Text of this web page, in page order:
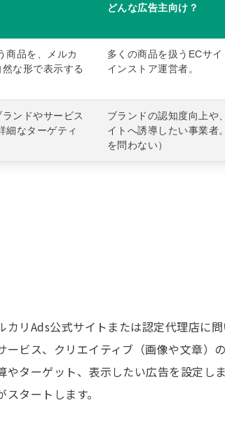
どんな広告主向け？
商品を、メルカ
な形で表示する
多くの商品を扱うECサ
インストア運営者。
ンドやサービス
細なターゲティ
ブランドの認知度向上や
イトへ誘導したい事業者
を問わない）
カリAds公式サイトまたは認定代理店に問
ビス、クリエイティブ（画像や文章）の
やターゲット、表示したい広告を設定しま
タートします。